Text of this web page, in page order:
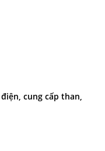
cung cấp than,